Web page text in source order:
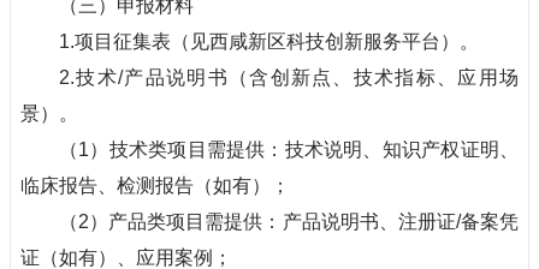
（三）申报材料
1.项目征集表（见西咸新区科技创新服务平台）。
2.技术/产品说明书（含创新点、技术指标、应用场
景）。
（1）技术类项目需提供：技术说明、知识产权证明、
临床报告、检测报告（如有）；
（2）产品类项目需提供：产品说明书、注册证/备案凭
证（如有）、应用案例；